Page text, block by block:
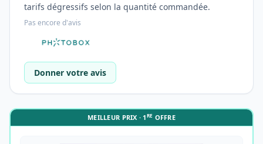
tarifs dégressifs selon la quantité commandée.
Pas encore d'avis
Donner votre avis
MEILLEUR PRIX · 1RE OFFRE